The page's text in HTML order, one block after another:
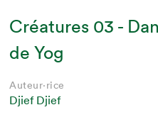
Créatures 03 -
de Yog
Auteur·rice
Djief Djief